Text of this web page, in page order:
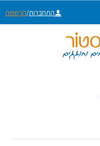
התחברות/הרשמה